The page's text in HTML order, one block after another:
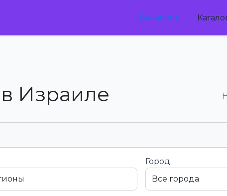
Вакансии
Израиле
Город: